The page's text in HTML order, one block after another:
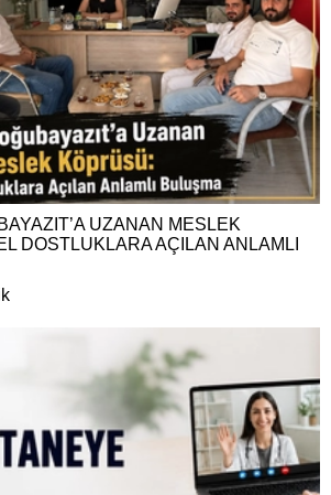
UZANAN MESLEK
DOSTLUKLARA AÇILAN ANLAMLI